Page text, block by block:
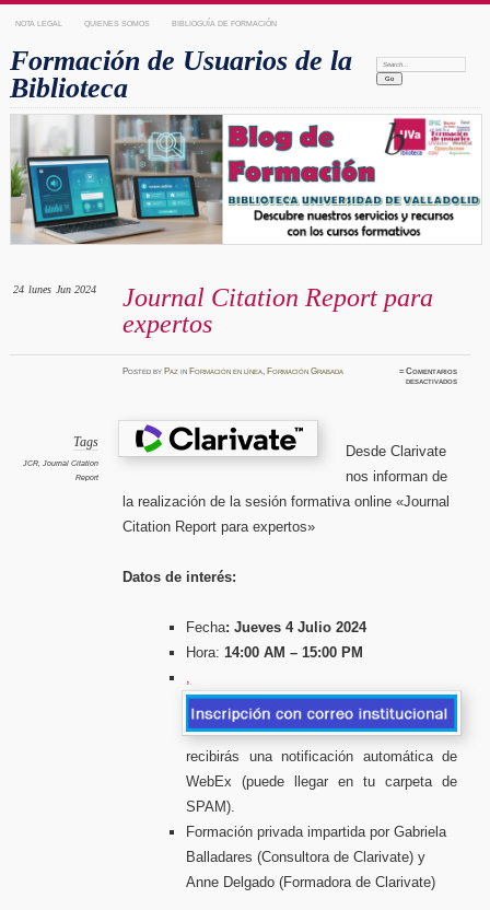
NOTA LEGAL QUIENES SOMOS BIBLIOGUÍA DE FORMACIÓN
Formación de Usuarios de la
Biblioteca
Search:
Journal Citation Report para
expertos
24 lunes Jun 2024
PostedbyPaz inFormación en línea ,Formación Grabada ≈Comentarios
desactivadosen
Tags
JCR,
Journal Citation
Report
Desde Clarivate
nos informan de
la realización de la sesión formativa online «Journal
Citation Report para expertos»
Datos de interés:
Fecha: Jueves 4 Julio 2024
Hora: 14:00 AM – 15:00 PM
recibirás una notificación automática de
WebEx (puede llegar en tu carpeta de
SPAM).
Formación privada impartida por Gabriela
Balladares (Consultora de Clarivate) y
Anne Delgado (Formadora de Clarivate)